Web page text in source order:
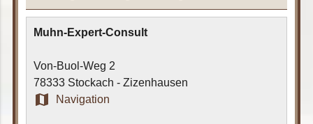
Muhn-Expert-Consult
Von-Buol-Weg 2
78333 Stockach - Zizenhausen
map Navigation